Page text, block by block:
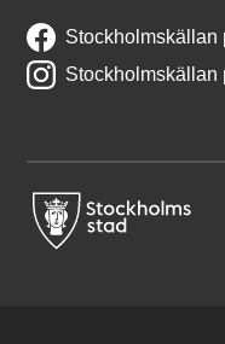
Stockholmskällan
Stockholmskällan